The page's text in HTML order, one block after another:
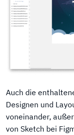
Auch die
Designen und
voneinander,
von Sketch bei